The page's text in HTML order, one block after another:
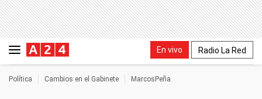
En vivo Radio La Red
Política Cambios en el Gabinete MarcosPeña